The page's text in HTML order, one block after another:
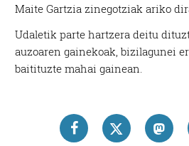
Maite Gartzia zinegotziak ariko
Udaletik parte hartzera deitu
auzoaren gainekoak, bizilagunei
baitituzte mahai gainean.